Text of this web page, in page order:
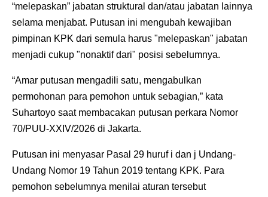
“melepaskan” jabatan struktural dan/atau jabatan lainnya
selama menjabat. Putusan ini mengubah kewajiban
pimpinan KPK dari semula harus "melepaskan" jabatan
menjadi cukup "nonaktif dari" posisi sebelumnya.
“Amar putusan mengadili satu, mengabulkan
permohonan para pemohon untuk sebagian,” kata
Suhartoyo saat membacakan putusan perkara Nomor
70/PUU-XXIV/2026 di Jakarta.
Putusan ini menyasar Pasal 29 huruf i dan j Undang-
Undang Nomor 19 Tahun 2019 tentang KPK. Para
pemohon sebelumnya menilai aturan tersebut